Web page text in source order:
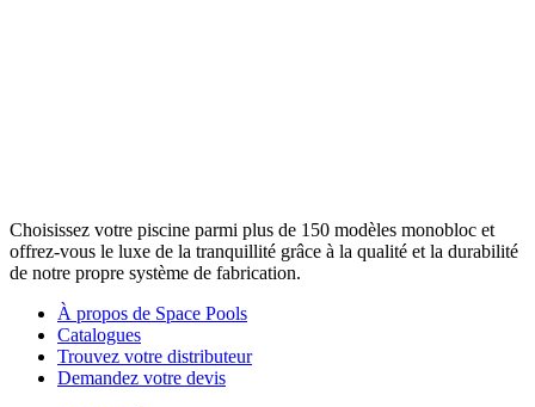
Choisissez votre piscine parmi plus de 150 modèles monobloc et
offrez-vous le luxe de la tranquillité grâce à la qualité et la durabilité
de notre propre système de fabrication.
À propos de Space Pools
Catalogues
Trouvez votre distributeur
Demandez votre devis